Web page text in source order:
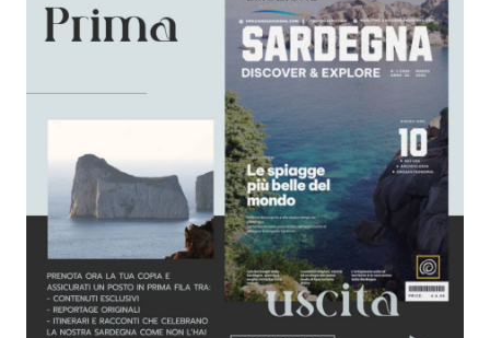
Your Name*
Your E-mail
Salva il mio nome, email e sito web in questo
browser per la prossima volta che commento.